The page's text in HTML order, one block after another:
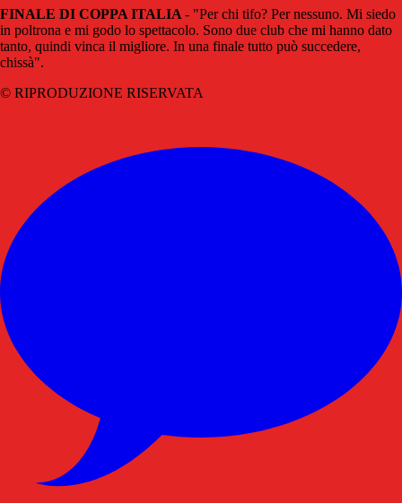
FINALE DI COPPA ITALIA - "Per chi tifo? Per nessuno. Mi siedo
in poltrona e mi godo lo spettacolo. Sono due club che mi hanno dato
tanto, quindi vinca il migliore. In una finale tutto può succedere,
chissà".
© RIPRODUZIONE RISERVATA